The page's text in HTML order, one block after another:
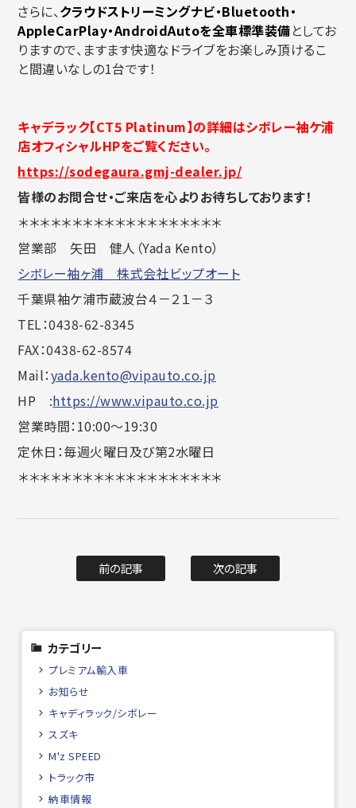
さらに、クラウドストリーミングナビ・Bluetooth・
AppleCarPlay・AndroidAutoを全車標準装備としてお
りますので、ますます快適なドライブをお楽しみ頂けるこ
と間違いなしの1台です！
キャデラック【CT5 Platinum】の詳細はシボレー袖ケ浦
店オフィシャルHPをご覧ください。
https://sodegaura.gmj-dealer.jp/
皆様のお問合せ・ご来店を心よりお待ちしております！
＊＊＊＊＊＊＊＊＊＊＊＊＊＊＊＊＊＊＊
営業部 矢田 健人（Yada Kento）
シボレー袖ヶ浦 株式会社ビップオート
千葉県袖ケ浦市蔵波台４－２１－３
TEL：0438-62-8345
FAX：0438-62-8574
Mail：yada.kento@vipauto.co.jp
HP :https://www.vipauto.co.jp
営業時間：10:00～19:30
定休日：毎週火曜日及び第2水曜日
＊＊＊＊＊＊＊＊＊＊＊＊＊＊＊＊＊＊＊
前の記事 次の記事
カテゴリー
プレミアム輸入車
お知らせ
キャディラック/シボレー
スズキ
M'z SPEED
トラック市
納車情報